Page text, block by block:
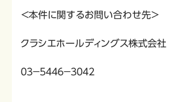
＜本件に関するお問い合わせ先＞
クラシエホールディングス株式会社
０３－５４４６－３０４２